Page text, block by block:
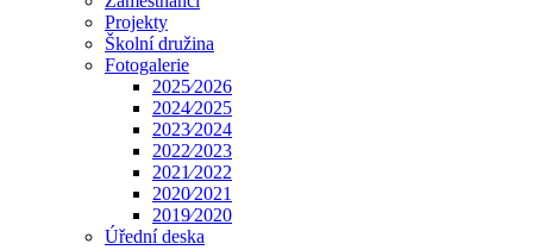
Projekty
Školní družina
Fotogalerie
2025⁄2026
2024⁄2025
2023⁄2024
2022⁄2023
2021⁄2022
2020⁄2021
2019⁄2020
Úřední deska